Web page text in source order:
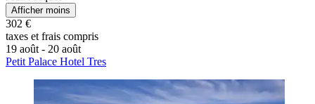
Afficher moins
302 €
taxes et frais compris
19 août - 20 août
Petit Palace Hotel Tres